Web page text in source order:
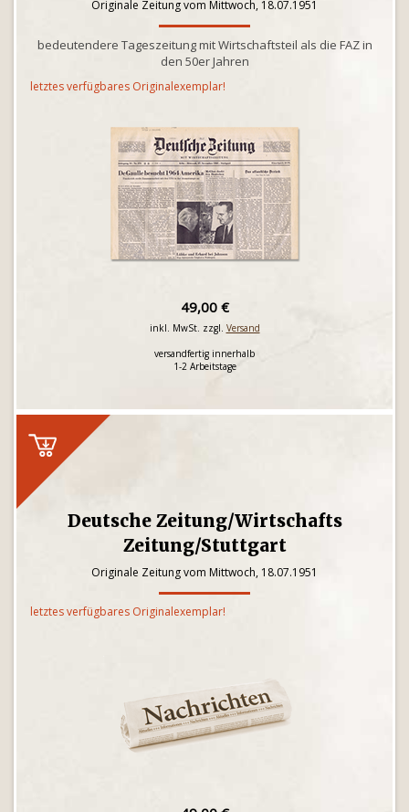
Originale Zeitung vom Mittwoch, 18.07.1951
bedeutendere Tageszeitung mit Wirtschaftsteil als die FAZ in
den 50er Jahren
letztes verfügbares Originalexemplar!
49,00 €
inkl. MwSt. zzgl. Versand
versandfertig innerhalb
1-2 Arbeitstage
Deutsche Zeitung/Wirtschafts
Zeitung/Stuttgart
Originale Zeitung vom Mittwoch, 18.07.1951
letztes verfügbares Originalexemplar!